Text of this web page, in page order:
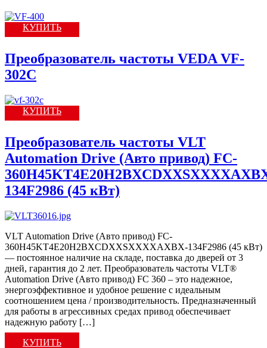
КУПИТЬ
Преобразователь частоты VEDA VF-
302C
КУПИТЬ
Преобразователь частоты VLT
Automation Drive (Авто привод) FC-
134F2986 (45 кВт)
VLT Automation Drive (Авто привод) FC-
360H45KT4E20H2BXCDXXSXXXXAXBX-134F2986 (45 кВт)
— постоянное наличие на складе, поставка до дверей от 3
дней, гарантия до 2 лет. Преобразователь частоты VLT®
Automation Drive (Авто привод) FC 360 – это надежное,
энергоэффективное и удобное решение с идеальным
соотношением цена / производительность. Предназначенный
для работы в агрессивных средах привод обеспечивает
надежную работу […]
КУПИТЬ